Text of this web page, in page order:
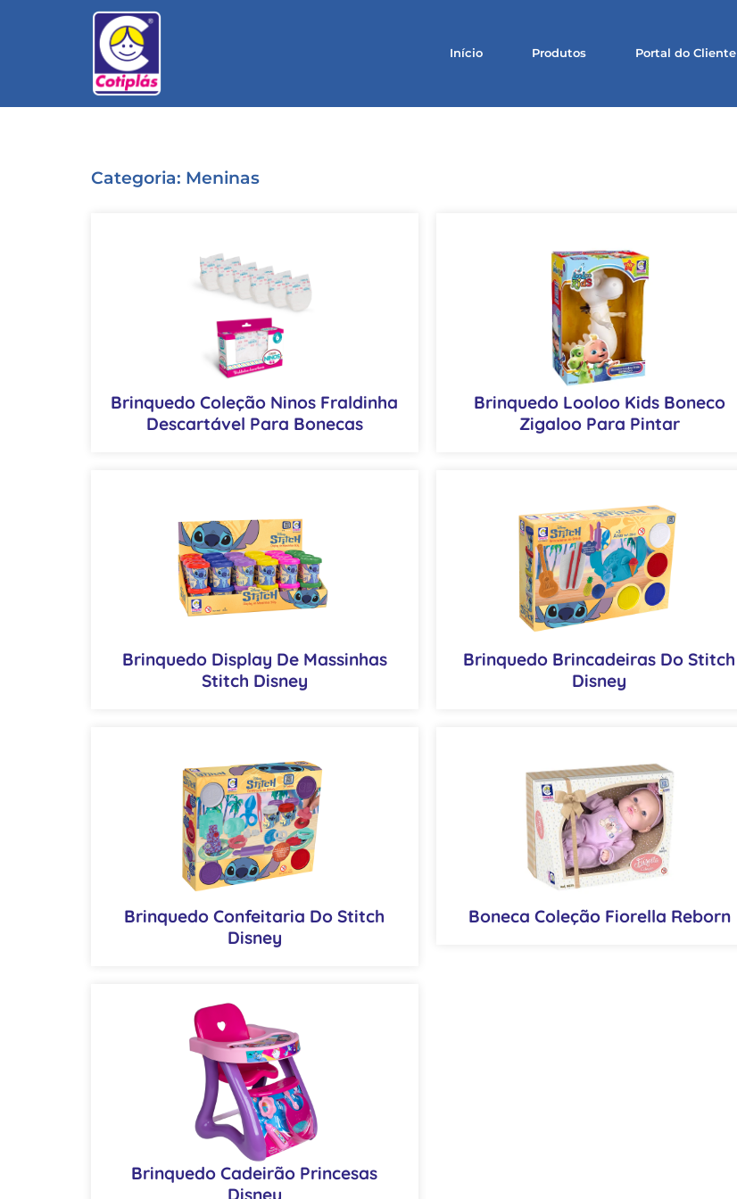
Início Produtos Portal do Cliente
Categoria: Meninas
Brinquedo Coleção Ninos Fraldinha
Descartável Para Bonecas
Brinquedo Looloo Kids Boneco
Zigaloo Para Pintar
Brinquedo Display De Massinhas
Stitch Disney
Brinquedo Brincadeiras Do Stitch
Disney
Brinquedo Confeitaria Do Stitch
Disney
Boneca Coleção Fiorella Reborn
Brinquedo Cadeirão Princesas
Disney